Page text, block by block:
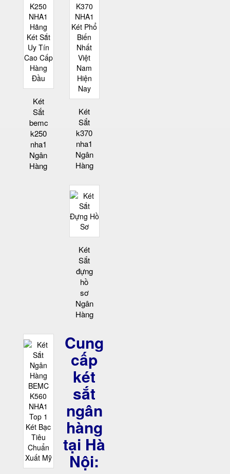
Két
Sắt
bemc
k250
nha1
Ngân
Hàng
Két
Sắt
k370
nha1
Ngân
Hàng
Két
Sắt
đựng
hồ
sơ
Ngân
Hàng
Cung
cấp
két
sắt
ngân
hàng
tại Hà
Nội: